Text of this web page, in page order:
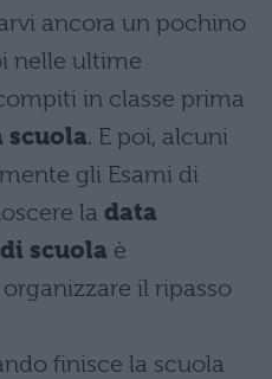
ancora un pochino
nelle ultime
in classe prima
scuola. E poi, alcuni
gli Esami di
la data
scuola è
il ripasso
finisce la scuola